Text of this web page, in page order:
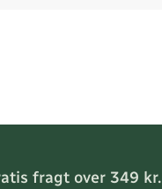
fragt over 349 kr.